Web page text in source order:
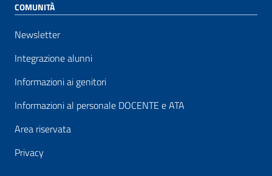
COMUNITÀ
Newsletter
Integrazione alunni
Informazioni ai genitori
Informazioni al personale DOCENTE e ATA
Area riservata
Privacy